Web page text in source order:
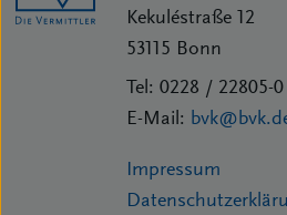
Kekuléstraße 12
53115 Bonn
Tel: 0228 / 22805-0
E-Mail:
Impressum